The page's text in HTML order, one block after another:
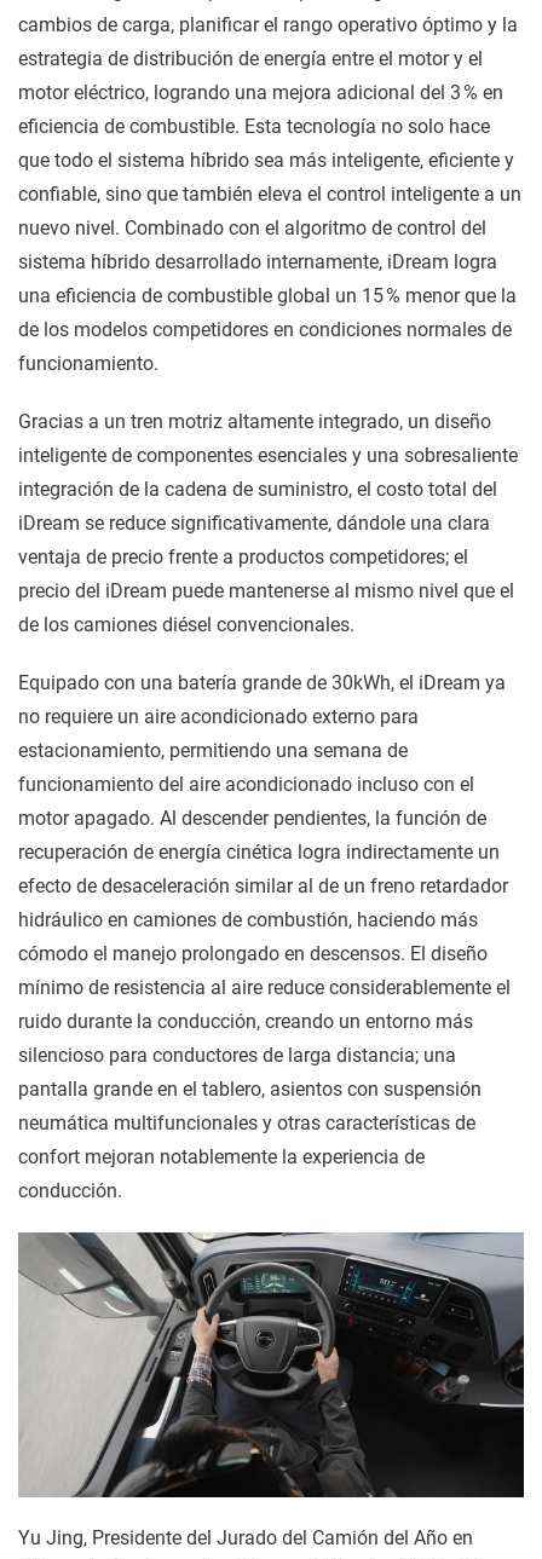
cambios de carga, planificar el rango operativo óptimo y la
estrategia de distribución de energía entre el motor y el
motor eléctrico, logrando una mejora adicional del 3 % en
eficiencia de combustible. Esta tecnología no solo hace
que todo el sistema híbrido sea más inteligente, eficiente y
confiable, sino que también eleva el control inteligente a un
nuevo nivel. Combinado con el algoritmo de control del
sistema híbrido desarrollado internamente, iDream logra
una eficiencia de combustible global un 15 % menor que la
de los modelos competidores en condiciones normales de
funcionamiento.
Gracias a un tren motriz altamente integrado, un diseño
inteligente de componentes esenciales y una sobresaliente
integración de la cadena de suministro, el costo total del
iDream se reduce significativamente, dándole una clara
ventaja de precio frente a productos competidores; el
precio del iDream puede mantenerse al mismo nivel que el
de los camiones diésel convencionales.
Equipado con una batería grande de 30kWh, el iDream ya
no requiere un aire acondicionado externo para
estacionamiento, permitiendo una semana de
funcionamiento del aire acondicionado incluso con el
motor apagado. Al descender pendientes, la función de
recuperación de energía cinética logra indirectamente un
efecto de desaceleración similar al de un freno retardador
hidráulico en camiones de combustión, haciendo más
cómodo el manejo prolongado en descensos. El diseño
mínimo de resistencia al aire reduce considerablemente el
ruido durante la conducción, creando un entorno más
silencioso para conductores de larga distancia; una
pantalla grande en el tablero, asientos con suspensión
neumática multifuncionales y otras características de
confort mejoran notablemente la experiencia de
conducción.
Yu Jing, Presidente del Jurado del Camión del Año en